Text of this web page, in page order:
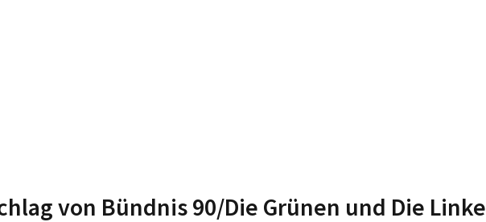
von Bündnis 90/Die Grünen und Die Linke